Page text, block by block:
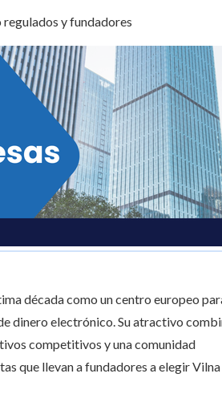
y fundadores
década como un centro europeo
dinero electrónico. Su atractivo
competitivos y una comunidad
que llevan a fundadores a elegir Vilna